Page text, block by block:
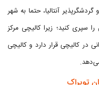
آنتالیا، حتما به شهر
سپری کنید؛ زیرا کالیچی مرکز
در کالیچی قرار دارد و کالیچی